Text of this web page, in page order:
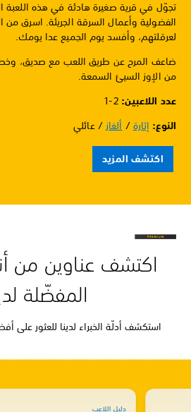
تجوّل في قرية صغيرة هادئة في هذه اللعبة
الفضولية وأعمال السرقة الجريئة. اسرق
لعرقلتهم، وأفسد يوم الجميع عدا يومك.
ضاعف المرح عن طريق اللعب مع صديق،
من الإوز السيئ السمعة.
عدد اللاعبين: ‏1-2
النوع: إثارة / ألغاز / عائلي
اكتشف المزيد
اكتشف عناوين من
المفضّلة
استكشف أدلّة الخبراء لدينا للعثور على
دليل اللاعب